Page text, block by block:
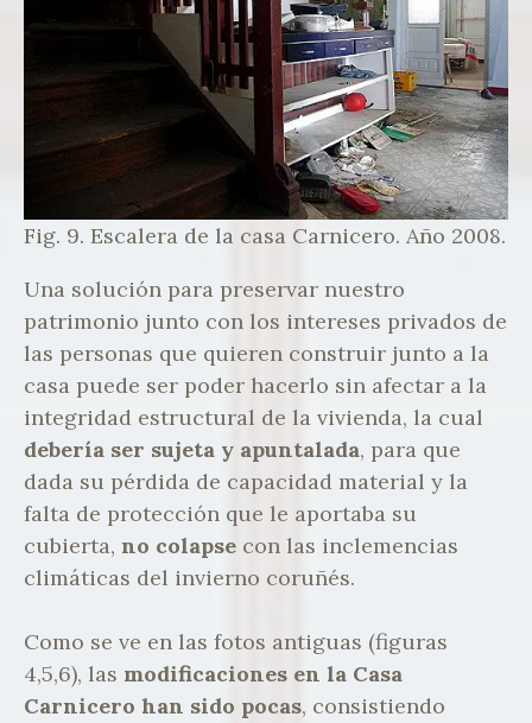
Fig. 9. Escalera de la casa Carnicero. Año 2008.
Una solución para preservar nuestro
patrimonio junto con los intereses privados de
las personas que quieren construir junto a la
casa puede ser poder hacerlo sin afectar a la
integridad estructural de la vivienda, la cual
debería ser sujeta y apuntalada, para que
dada su pérdida de capacidad material y la
falta de protección que le aportaba su
cubierta, no colapse con las inclemencias
climáticas del invierno coruñés.
Como se ve en las fotos antiguas (figuras
4,5,6), las modificaciones en la Casa
Carnicero han sido pocas, consistiendo